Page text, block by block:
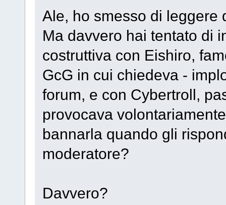
Ale, ho smesso di leggere
Ma davvero hai tentato di
costruttiva con Eishiro,
GcG in cui chiedeva -
forum, e con Cybertroll,
provocava
bannarla quando gli
moderatore?
Davvero?